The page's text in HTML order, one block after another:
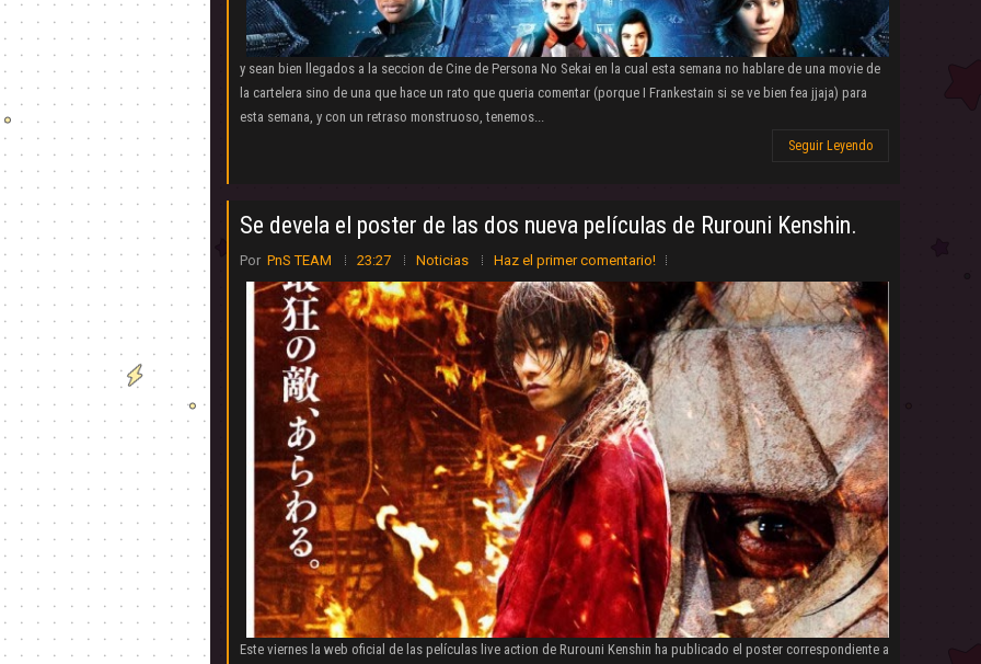
y sean bien llegados a la seccion de Cine de Persona No Sekai en la cual esta semana no hablare de una movie de
la cartelera sino de una que hace un rato que queria comentar (porque I Frankestain si se ve bien fea jjaja) para
esta semana, y con un retraso monstruoso, tenemos...
Seguir Leyendo
Se devela el poster de las dos nueva películas de Rurouni Kenshin.
Por PnS TEAM 23:27 Noticias Haz el primer comentario!
Este viernes la web oficial de las películas live action de Rurouni Kenshin ha publicado el poster correspondiente a